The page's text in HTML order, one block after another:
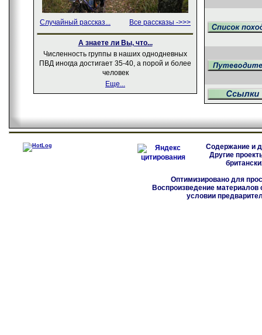
Случайный рассказ... Все рассказы ->>>
А знаете ли Вы, что...
Численность группы в наших однодневных
ПВД иногда достигает 35-40, а порой и более
человек
Еще...
Содержание и
Другие
Оптимизировано для
Воспроизведение
условии